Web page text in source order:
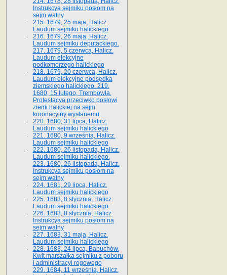
Instrukcya sejmiku posłom na
sejm walny
215. 1679, 25 maja, Halicz.
Laudum sejmiku halickiego
216. 1679, 26 maja, Halicz.
Laudum sejmiku deputackiego.
217. 1679, 5 czerwca, Halicz.
Laudum elekcyjne
podkomorzego halickiego
218. 1679, 20 czerwca, Halicz.
Laudum elekcyjne podsędka
ziemskiego halickiego. 219.
1680, 15 lutego, Trembowla.
Protestacya przeciwko posłowi
ziemi halickiej na sejm
koronacyjny wysłanemu
220. 1680, 31 lipca, Halicz.
Laudum sejmiku halickiego
221. 1680, 9 września, Halicz.
Laudum sejmiku halickiego
222. 1680, 26 listopada, Halicz.
Laudum sejmiku halickiego.
223. 1680, 26 listopada, Halicz.
Instrukcya sejmiku posłom na
sejm walny
224. 1681, 29 lipca, Halicz.
Laudum sejmiku halickiego
225. 1683, 8 stycznia, Halicz.
Laudum sejmiku halickiego
226. 1683, 8 stycznia, Halicz.
Instrukcya sejmiku posłom na
sejm walny
227. 1683, 31 maja, Halicz.
Laudum sejmiku halickiego
228. 1683, 24 lipca, Babuchów.
Kwit marszałka sejmiku z poboru
i administracyi rogowego
229. 1684, 11 września, Halicz.